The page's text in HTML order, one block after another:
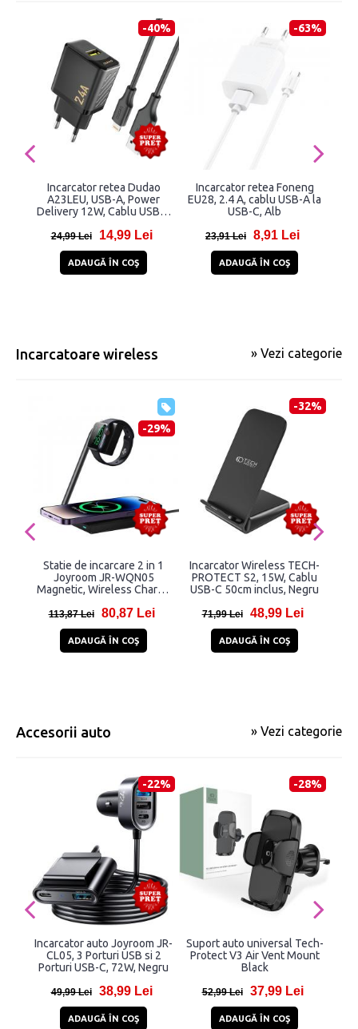
-40%
Incarcator retea Dudao
A23LEU, USB-A, Power
Delivery 12W, Cablu USB-A
Negru
24,99 Lei 14,99 Lei
ADAUGĂ ÎN COŞ
-63%
Incarcator retea Foneng
EU28, 2.4 A, cablu USB-A la
USB-C, Alb
23,91 Lei 8,91 Lei
ADAUGĂ ÎN COŞ
Incarcatoare wireless » Vezi categorie
-29%
Statie de incarcare 2 in 1
Joyroom JR-WQN05
Magnetic, Wireless Charge
113,87 Lei 80,87 Lei
ADAUGĂ ÎN COŞ
-32%
Incarcator Wireless TECH-
PROTECT S2, 15W, Cablu
USB-C 50cm inclus, Negru
71,99 Lei 48,99 Lei
ADAUGĂ ÎN COŞ
Accesorii auto » Vezi categorie
-22%
Incarcator auto Joyroom JR-
CL05, 3 Porturi USB si 2
Porturi USB-C, 72W, Negru
49,99 Lei 38,99 Lei
ADAUGĂ ÎN COŞ
-28%
Suport auto universal Tech-
Protect V3 Air Vent Mount
Black
52,99 Lei 37,99 Lei
ADAUGĂ ÎN COŞ